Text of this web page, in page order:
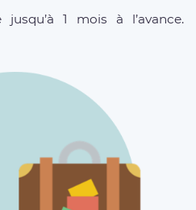
jusqu’à 1 mois à l’avance.